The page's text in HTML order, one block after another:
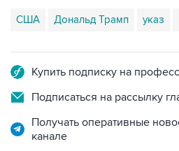
Подписаться на рассылку
Получать оперативные